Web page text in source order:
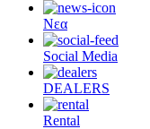
Νεα
Social Media
DEALERS
Rental